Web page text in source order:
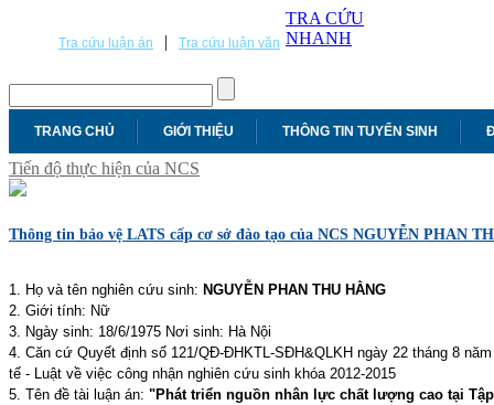
Tra cứu luận án | Tra cứu luận văn
TRA CỨU
NHANH
TRANG CHỦ GIỚI THIỆU THÔNG TIN TUYỂN SINH
Tiến độ thực hiện của NCS
Thông tin bảo vệ LATS cấp cơ sở đào tạo của NCS NGUYỄN PHAN
1. Họ và tên nghiên cứu sinh: NGUYỄN PHAN THU HẰNG
2. Giới tính: Nữ
3. Ngày sinh: 18/6/1975 Nơi sinh: Hà Nội
4. Căn cứ Quyết định số 121/QĐ-ĐHKTL-SĐH&QLKH ngày 22 tháng 8
tế - Luật về việc công nhận nghiên cứu sinh khóa 2012-2015
5. Tên đề tài luận án: "Phát triển nguồn nhân lực chất lượng cao tại